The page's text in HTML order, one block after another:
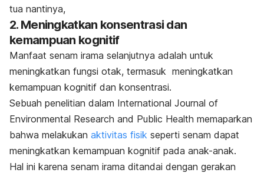
tua nantinya,
2. Meningkatkan konsentrasi dan
kemampuan kognitif
Manfaat senam irama selanjutnya adalah untuk
meningkatkan fungsi otak, termasuk meningkatkan
kemampuan kognitif dan konsentrasi.
Sebuah penelitian dalam International Journal of
Environmental Research and Public Health memaparkan
bahwa melakukan aktivitas fisik seperti senam dapat
meningkatkan kemampuan kognitif pada anak-anak.
Hal ini karena senam irama ditandai dengan gerakan